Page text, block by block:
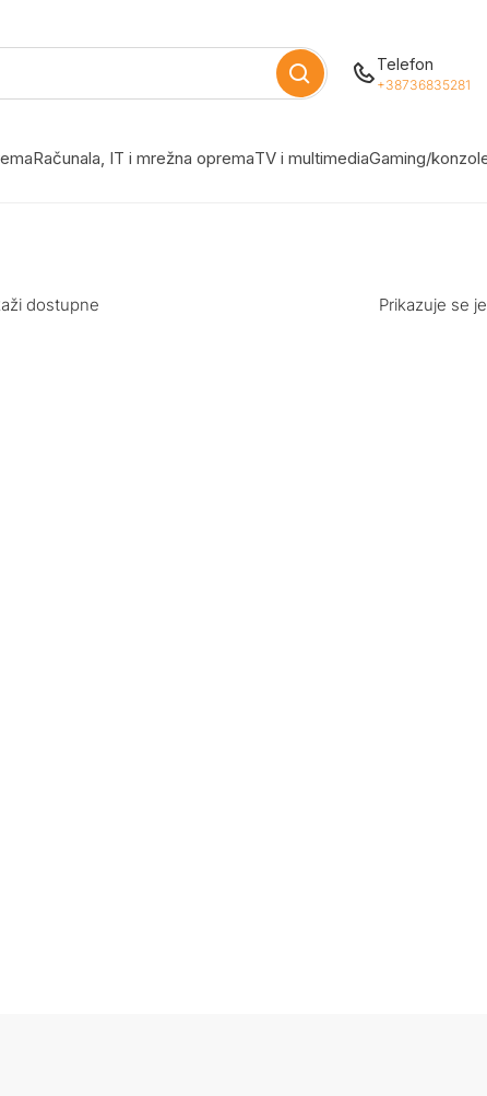
Telefon
+38736835281
Računala, IT i mrežna opremaTV i multimediaGaming/
dostupne Prikazuje se